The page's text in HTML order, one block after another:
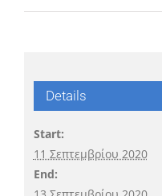
Details
Start:
11 Σεπτεμβρίου 2020
End: